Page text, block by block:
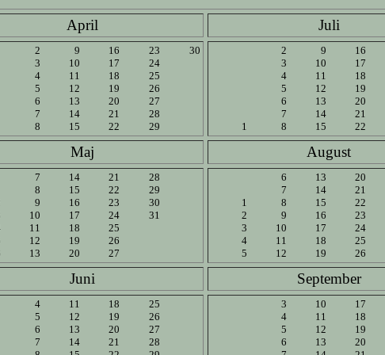
April Juli
2
3
4
5
6
7
8
9
10
11
12
13
14
15
16
17
18
19
20
21
22
23
24
25
26
27
28
29
30
1
2
3
4
5
6
7
8
9
10
11
12
13
14
15
16
17
18
19
20
21
22
Maj August
7
8
9
10
11
12
13
14
15
16
17
18
19
20
21
22
23
24
25
26
27
28
29
30
31
1
2
3
4
5
6
7
8
9
10
11
12
13
14
15
16
17
18
19
20
21
22
23
24
25
26
Juni September
4
5
6
7
11
12
13
14
18
19
20
21
25
26
27
28
3
4
5
6
10
11
12
13
17
18
19
20